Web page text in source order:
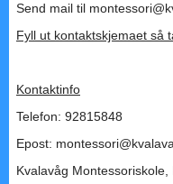
Send mail til
Fyll ut kontaktskjemaet så
Kontaktinfo
Telefon: 92815848
Epost:
Kvalavåg